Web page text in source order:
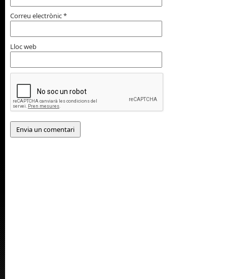
Correu electrònic*
Lloc web